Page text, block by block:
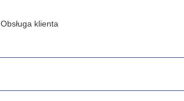
Obsługa klienta